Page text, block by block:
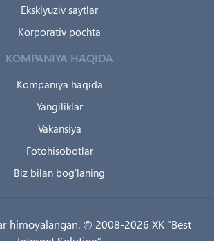
Eksklyuziv saytlar
Korporativ pochta
KOMPANIYA HAQIDA
Kompaniya haqida
Yangiliklar
Vakansiya
Fotohisobotlar
Biz bilan bog'laning
himoyalangan. © 2008-2026 XK “Best